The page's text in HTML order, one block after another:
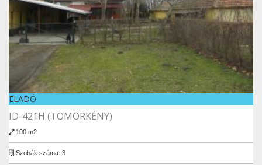
ELADÓ
ID-421H (TÖMÖRKÉNY)
100 m2
Szobák száma: 3